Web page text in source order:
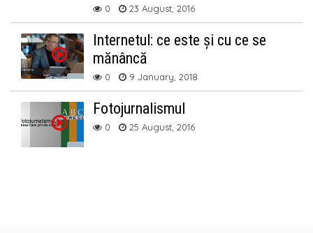
0 23 August, 2016
Internetul: ce este și cu ce se
mănâncă
0 9 January, 2018
Fotojurnalismul
0 25 August, 2016